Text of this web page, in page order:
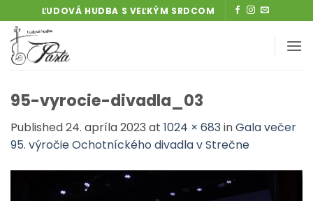
to
content
ĽUDOVÁ HUDBA S VEĽKÝM SRDCOM
95-vyrocie-divadla_03
Published24. apríla 2023 at 1024 × 683inGala večer
95. výročie Ochotníckého divadla v Strečne